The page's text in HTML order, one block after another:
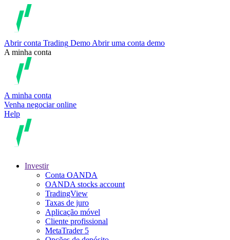
Abrir conta Trading Demo Abrir uma conta demo
A minha conta
A minha conta
Venha negociar online
Help
Investir
Conta OANDA
OANDA stocks account
TradingView
Taxas de juro
Aplicação móvel
Cliente profissional
MetaTrader 5